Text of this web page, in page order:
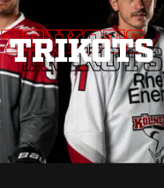
TRIKOTS
TRIKOTS
TRIKOTS